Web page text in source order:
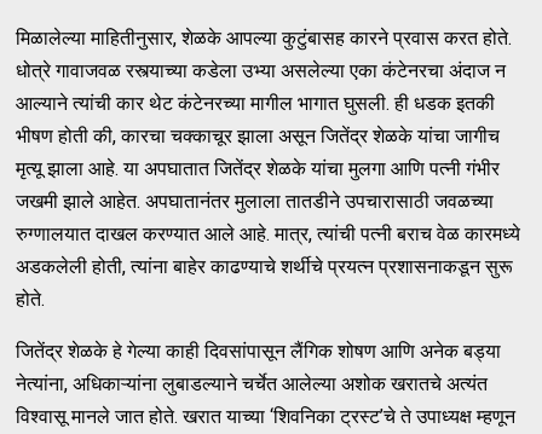
मिळालेल्या माहितीनुसार, शेळके आपल्या कुटुंबासह कारने प्रवास करत होते.
धोत्रे गावाजवळ रस्त्याच्या कडेला उभ्या असलेल्या एका कंटेनरचा अंदाज न
आल्याने त्यांची कार थेट कंटेनरच्या मागील भागात घुसली. ही धडक इतकी
भीषण होती की, कारचा चक्काचूर झाला असून जितेंद्र शेळके यांचा जागीच
मृत्यू झाला आहे. या अपघातात जितेंद्र शेळके यांचा मुलगा आणि पत्नी गंभीर
जखमी झाले आहेत. अपघातानंतर मुलाला तातडीने उपचारासाठी जवळच्या
रुग्णालयात दाखल करण्यात आले आहे. मात्र, त्यांची पत्नी बराच वेळ कारमध्ये
अडकलेली होती, त्यांना बाहेर काढण्याचे शर्थीचे प्रयत्न प्रशासनाकडून सुरू
होते.
जितेंद्र शेळके हे गेल्या काही दिवसांपासून लैंगिक शोषण आणि अनेक बड्या
नेत्यांना, अधिकाऱ्यांना लुबाडल्याने चर्चेत आलेल्या अशोक खरातचे अत्यंत
विश्वासू मानले जात होते. खरात याच्या ‘शिवनिका ट्रस्ट’चे ते उपाध्यक्ष म्हणून